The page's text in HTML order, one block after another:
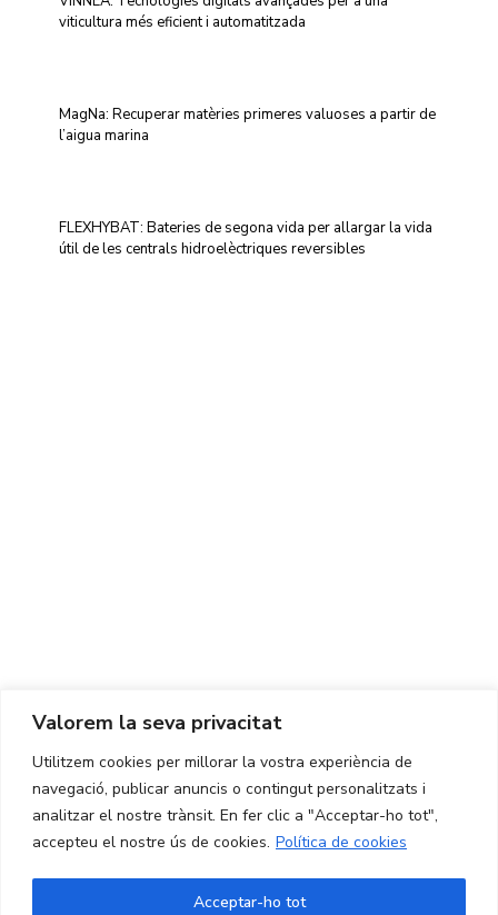
Valorem la seva privacitat
Utilitzem cookies per millorar la vostra experiència de
navegació, publicar anuncis o contingut personalitzats i
analitzar el nostre trànsit. En fer clic a "Acceptar-ho tot",
accepteu el nostre ús de cookies. Política de cookies
Acceptar-ho tot
viticultura més eficient i automatitzada
MagNa: Recuperar matèries primeres valuoses a partir de
l’aigua marina
FLEXHYBAT: Bateries de segona vida per allargar la vida
útil de les centrals hidroelèctriques reversibles
CONTACTE
Ed. K2M (Planta 1, Oficina 106)
C/ Jordi Girona 1-3
08034 Barcelona (Espanya)
+34 93 405 44 03